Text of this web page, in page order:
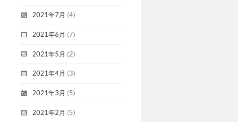
2021年7月 (4)
2021年6月 (7)
2021年5月 (2)
2021年4月 (3)
2021年3月 (5)
2021年2月 (5)